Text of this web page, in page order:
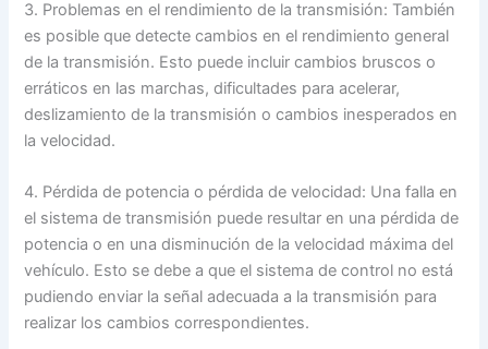
3. Problemas en el rendimiento de la transmisión: También
es posible que detecte cambios en el rendimiento general
de la transmisión. Esto puede incluir cambios bruscos o
erráticos en las marchas, dificultades para acelerar,
deslizamiento de la transmisión o cambios inesperados en
la velocidad.
4. Pérdida de potencia o pérdida de velocidad: Una falla en
el sistema de transmisión puede resultar en una pérdida de
potencia o en una disminución de la velocidad máxima del
vehículo. Esto se debe a que el sistema de control no está
pudiendo enviar la señal adecuada a la transmisión para
realizar los cambios correspondientes.